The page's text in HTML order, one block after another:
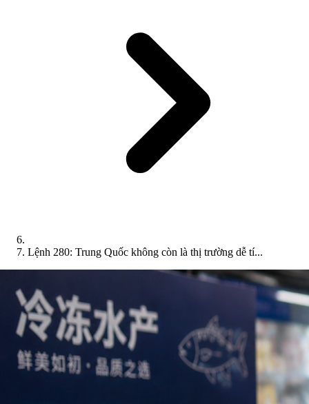
Lệnh 280: Trung Quốc không còn là thị trường dễ tí...